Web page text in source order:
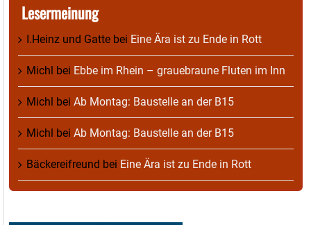
Lesermeinung
I.Heinz und Gatte bei Eine Ära ist zu Ende in Rott
Michl bei Ebbe im Rhein – grauebraune Fluten im Inn
Michl bei Ab Montag: Baustelle an der B15
Michl bei Ab Montag: Baustelle an der B15
Bäckereifreund bei Eine Ära ist zu Ende in Rott